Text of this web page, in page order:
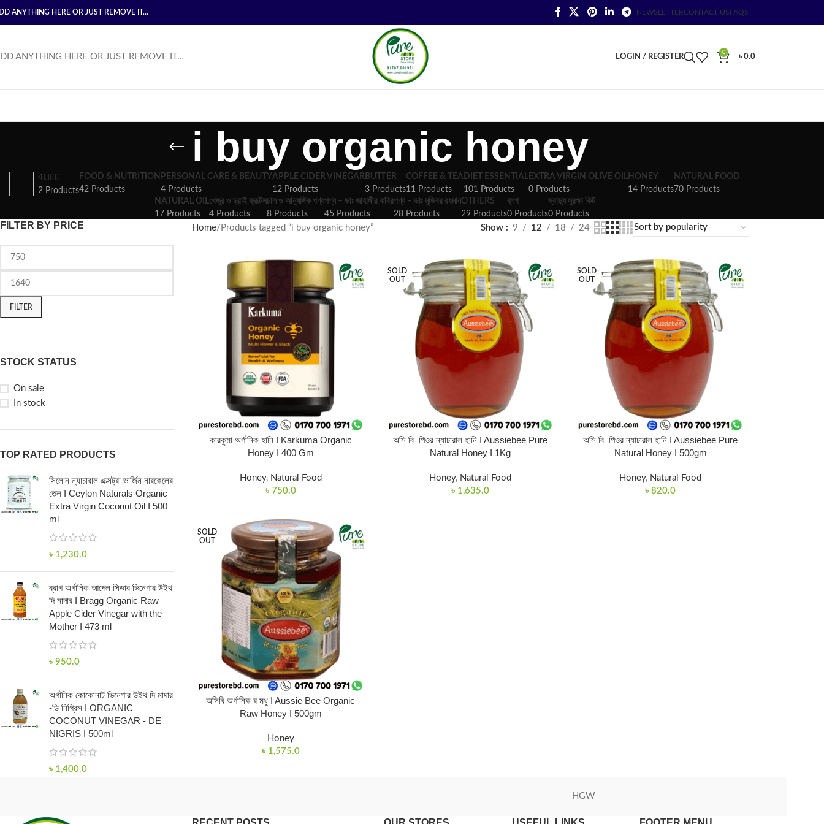
ANYTHING HERE OR JUST REMOVE IT… NEWSLETTERCONTACT USFAQS
ANYTHING HERE OR JUST REMOVE IT… LOGIN / REGISTER
0
৳0.0
i buy organic honey
4LIFE
2 Products
FOOD & NUTRITION
42 Products
PERSONAL CARE & BEAUTY
4 Products
APPLE CIDER VINEGAR
12 Products
BUTTER
3 Products
COFFEE & TEA
11 Products
DIET ESSENTIAL
101 Products
EXTRA VIRGIN OLIVE OIL
0 Products
HONEY
14 Products
NATURAL FOOD
70 Products
NATURAL OIL
17 Products
খেজুর ও ড্রাই ফ্রূটস
4 Products
চাল ও আনুষঙ্গিক পণ্য
8 Products
পণ্য – ডাঃ জাহাঙ্গীর কবির
45 Products
পণ্য – ডাঃ মুজিবর রহমান
28 Products
OTHERS
29 Products
ব্লগ
0 Products
স্বাস্থ্য সুরক্ষা কিট
0 Products
FILTER BY PRICE
FILTER
STOCK STATUS
On sale
In stock
TOP RATED PRODUCTS
সিলোন ন্যাচারাল এক্সট্রা ভার্জিন নারকেলের
তেল I Ceylon Naturals Organic
Extra Virgin Coconut Oil I 500
ml
৳ 1,230.0
ব্রাগ অর্গানিক আপেল সিডার ভিনেগার উইথ
দি মাদার I Bragg Organic Raw
Apple Cider Vinegar with the
Mother I 473 ml
৳ 950.0
অর্গানিক কোকোনাট ভিনেগার উইথ দি মাদার
-ডি নিগ্রিস I ORGANIC
COCONUT VINEGAR - DE
NIGRIS I 500ml
৳ 1,400.0
Home Products tagged “i buy organic honey” Show 9 12 18 24
কারকুমা অর্গানিক হানি I Karkuma Organic
Honey I 400 Gm
Honey, Natural Food
৳ 750.0
SOLD
OUT
অসি বি পিওর ন্যাচারাল হানি I Aussiebee Pure
Natural Honey I 1Kg
Honey, Natural Food
৳ 1,635.0
SOLD
OUT
অসি বি পিওর ন্যাচারাল হানি I Aussiebee Pure
Natural Honey I 500gm
Honey, Natural Food
৳820.0
SOLD
OUT
অসিবি অর্গানিক র মধু I Aussie Bee Organic
Raw Honey I 500gm
Honey
৳ 1,575.0
HGW